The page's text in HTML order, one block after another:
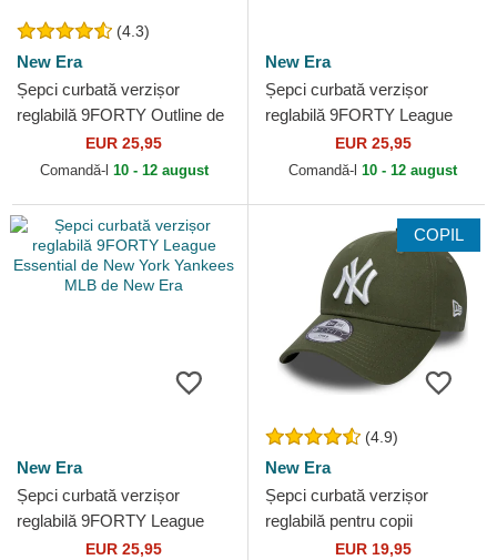
(4.3)
New Era
Șepci curbată verzișor
reglabilă 9FORTY Outline de
New York Yankees MLB de
New Era
EUR 25,95
Comandă-l 10 - 12 august
New Era
Șepci curbată verzișor
reglabilă 9FORTY League
Essential de New York
Yankees MLB de New Era
EUR 25,95
Comandă-l 10 - 12 august
New Era
Șepci curbată verzișor
reglabilă 9FORTY League
Essential de New York
EUR 25,95
COPIL
(4.9)
New Era
Șepci curbată verzișor
reglabilă pentru copii
9FORTY League Essential
EUR 19,95